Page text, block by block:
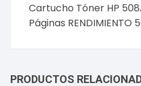
Cartucho Tóner HP
Páginas RENDIMIENTO
PRODUCTOS